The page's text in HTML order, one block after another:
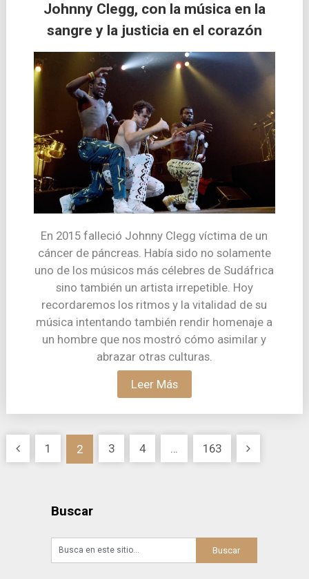
Johnny Clegg, con la música en la
sangre y la justicia en el corazón
En 2015 falleció Johnny Clegg víctima de un
cáncer de páncreas. Había sido no solamente
uno de los músicos más célebres de Sudáfrica
sino también un artista irrepetible. Hoy
recordaremos los ritmos y la vitalidad de su
música intentando también rendir homenaje a
un hombre que nos mostró cómo asimilar y
abrazar otras culturas.
Leer Más
Paginación
1 2 3 4 163
Buscar